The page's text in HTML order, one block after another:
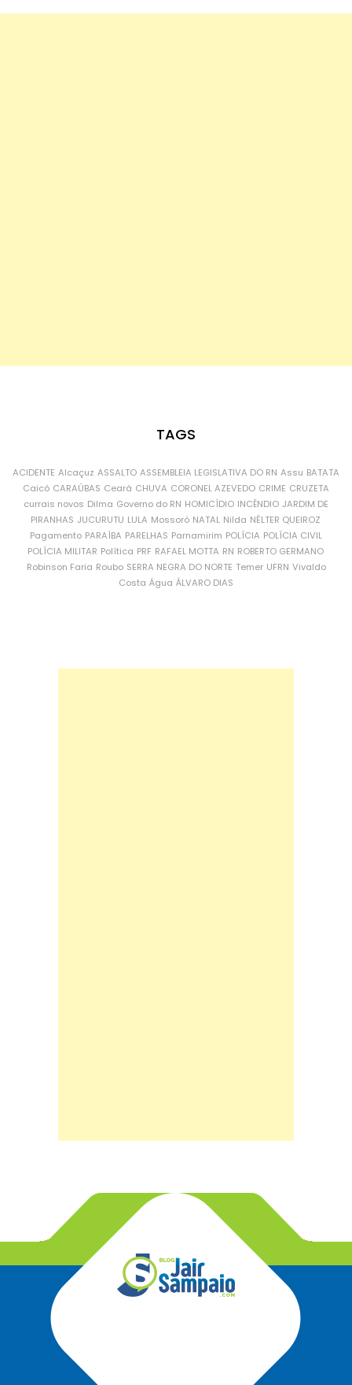
TAGS
ACIDENTE Alcaçuz ASSALTO ASSEMBLEIA LEGISLATIVA DO RN Assu BATATA
Caicó CARAÚBAS Ceará CHUVA CORONEL AZEVEDO CRIME CRUZETA
currais novos Dilma Governo do RN HOMICÍDIO INCÊNDIO JARDIM DE
PIRANHAS JUCURUTU LULA Mossoró NATAL Nilda NÉLTER QUEIROZ
Pagamento PARAÍBA PARELHAS Parnamirim POLÍCIA POLÍCIA CIVIL
POLÍCIA MILITAR Política PRF RAFAEL MOTTA RN ROBERTO GERMANO
Robinson Faria Roubo SERRA NEGRA DO NORTE Temer UFRN Vivaldo
Costa Água ÁLVARO DIAS